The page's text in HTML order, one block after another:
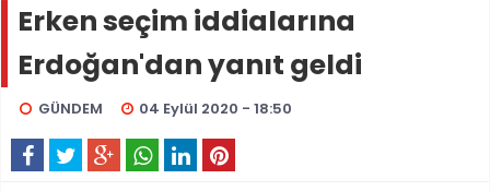
Erken seçim iddialarına
Erdoğan'dan yanıt geldi
GÜNDEM 04 Eylül 2020 - 18:50